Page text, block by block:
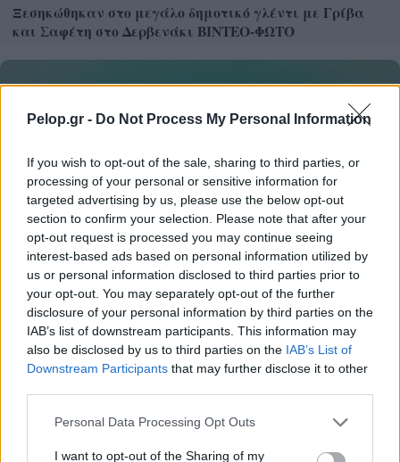
Pelop.gr - Do Not Process My Personal Information
If you wish to opt-out of the sale, sharing to third parties, or
processing of your personal or sensitive information for
targeted advertising by us, please use the below opt-out
section to confirm your selection. Please note that after your
opt-out request is processed you may continue seeing
interest-based ads based on personal information utilized by
us or personal information disclosed to third parties prior to
your opt-out. You may separately opt-out of the further
disclosure of your personal information by third parties on the
IAB’s list of downstream participants. This information may
also be disclosed by us to third parties on the IAB’s List of
Downstream Participants that may further disclose it to other
Please note that this website/app uses one or more Google
not limited to your visit or usage behaviour. You may click to
Personal Data Processing Opt Outs
I want to opt-out of the Sharing of my
Ξεσηκώθηκαν στο μεγάλο δημοτικό γλέντι με Γρίβα
και Σαφέτη στο Δερβενάκι ΒΙΝΤΕΟ-ΦΩΤΟ
Γιατί δεν πρέπει να βάζεις ΠΟΤΕ μαχαίρι σε
καρπούζι αν δεν κάνεις πρώτα αυτή την κίνηση